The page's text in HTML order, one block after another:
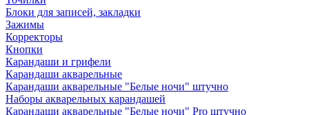
Блоки для записей, закладки
Зажимы
Корректоры
Кнопки
Карандаши и грифели
Карандаши акварельные
Карандаши акварельные "Белые ночи" штучно
Наборы акварельных карандашей
Карандаши акварельные "Белые ночи" Pro штучно